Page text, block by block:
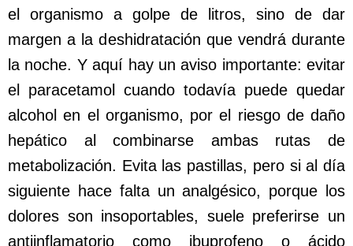
el organismo a golpe de litros, sino de dar
margen a la deshidratación que vendrá durante
la noche. Y aquí hay un aviso importante: evitar
el paracetamol cuando todavía puede quedar
alcohol en el organismo, por el riesgo de daño
hepático al combinarse ambas rutas de
metabolización. Evita las pastillas, pero si al día
siguiente hace falta un analgésico, porque los
dolores son insoportables, suele preferirse un
antiinflamatorio como ibuprofeno o ácido